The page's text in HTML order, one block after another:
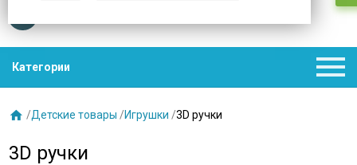
Категории 
 /Детские товары /Игрушки /3D ручки
3D ручки